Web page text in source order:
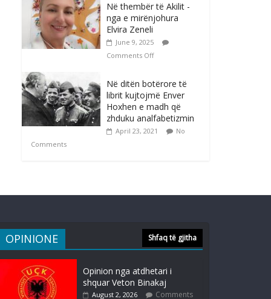
Në thembër të Akilit -
nga e mirënjohura
Elvira Zeneli
June 9, 2025
Comments Off
Në ditën botërore të
librit kujtojmë Enver
Hoxhen e madh që
zhduku analfabetizmin
April 23, 2021
No
Comments
OPINIONE Shfaq të gjitha
Opinion nga atdhetari i
shquar Veton Binakaj
August 2, 2026 Comments